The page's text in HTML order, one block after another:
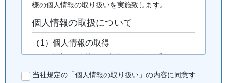
様の個人情報の取り扱いを実施致します。
個人情報の取扱について
（1）個人情報の取得
当社は個人情報を適法かつ公正な手段により
をお願いする場合は、事前に収集の目的、利
当社規定の「個人情報の取り扱い」の内容に同意す